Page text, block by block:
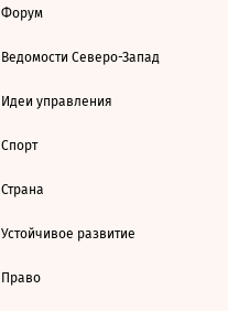
Форум
Ведомости Северо-Запад
Идеи управления
Спорт
Страна
Устойчивое развитие
Право